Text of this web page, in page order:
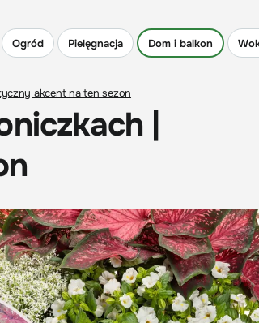
Ogród Pielęgnacja Dom i balkon
akcent na ten sezon
|